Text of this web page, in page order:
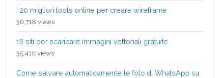
I 20 migliori tools online per creare wireframe
36,718 views
16 siti per scaricare immagini vettoriali gratuite
35,410 views
Come salvare automaticamente le foto di WhatsApp su